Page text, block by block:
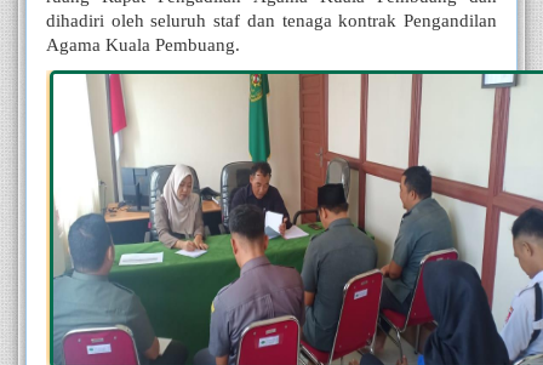
dihadiri oleh seluruh staf dan tenaga kontrak Pengandilan
Agama Kuala Pembuang.